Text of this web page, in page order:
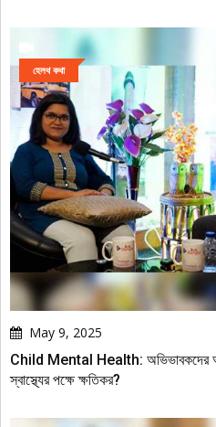
হেলথ কথা
May 9, 2025
Child Mental Health: অভিভাবকদের
স্বাস্থ্যের পক্ষে ক্ষতিকর?